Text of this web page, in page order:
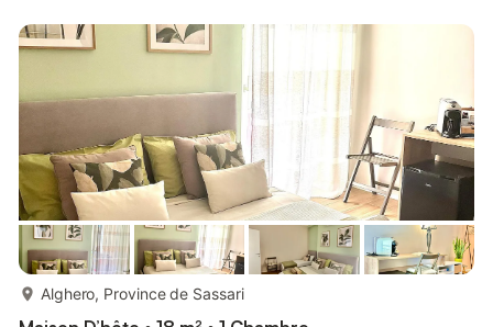
TV - Sèche-cheveux - Climatisation - Linge de lit et de toilette
Les chambres restent entièrement ...
Alghero, Province de Sassari